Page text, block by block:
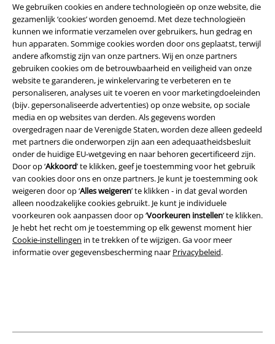
We gebruiken cookies en andere technologieën op onze website, die
gezamenlijk ‘cookies’ worden genoemd. Met deze technologieën
kunnen we informatie verzamelen over gebruikers, hun gedrag en
hun apparaten. Sommige cookies worden door ons geplaatst, terwijl
andere afkomstig zijn van onze partners. Wij en onze partners
gebruiken cookies om de betrouwbaarheid en veiligheid van onze
website te garanderen, je winkelervaring te verbeteren en te
personaliseren, analyses uit te voeren en voor marketingdoeleinden
(bijv. gepersonaliseerde advertenties) op onze website, op sociale
media en op websites van derden. Als gegevens worden
overgedragen naar de Verenigde Staten, worden deze alleen gedeeld
met partners die onderworpen zijn aan een adequaatheidsbesluit
onder de huidige EU-wetgeving en naar behoren gecertificeerd zijn.
Door op ‘Akkoord’ te klikken, geef je toestemming voor het gebruik
van cookies door ons en onze partners. Je kunt je toestemming ook
weigeren door op ‘Alles weigeren’ te klikken - in dat geval worden
alleen noodzakelijke cookies gebruikt. Je kunt je individuele
voorkeuren ook aanpassen door op ‘Voorkeuren instellen’ te klikken.
Je hebt het recht om je toestemming op elk gewenst moment hier
Cookie-instellingen in te trekken of te wijzigen. Ga voor meer
informatie over gegevensbescherming naar Privacybeleid.
Legal
Algemene Voorwaarden
Bedrijfsgegevens
Privacyverklaring
Verklaring van conformiteit
Informatie over toegankelijkheid
Cookie-instellingen